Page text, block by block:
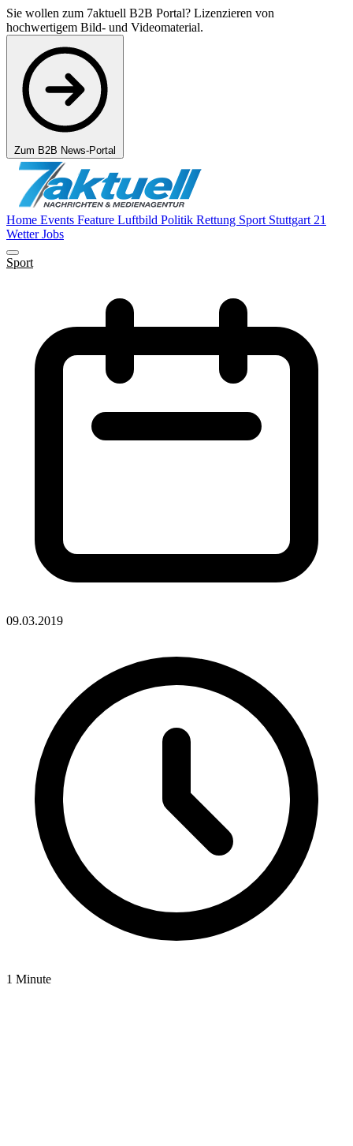
Sie wollen zum 7aktuell B2B Portal? Lizenzieren von
hochwertigem Bild- und Videomaterial.
Zum B2B News-Portal
Home Events Feature Luftbild Politik Rettung Sport Stuttgart 21
WetterJobs
Sport
09.03.2019
1 Minute